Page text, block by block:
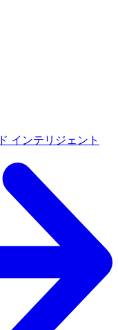
インテリジェント